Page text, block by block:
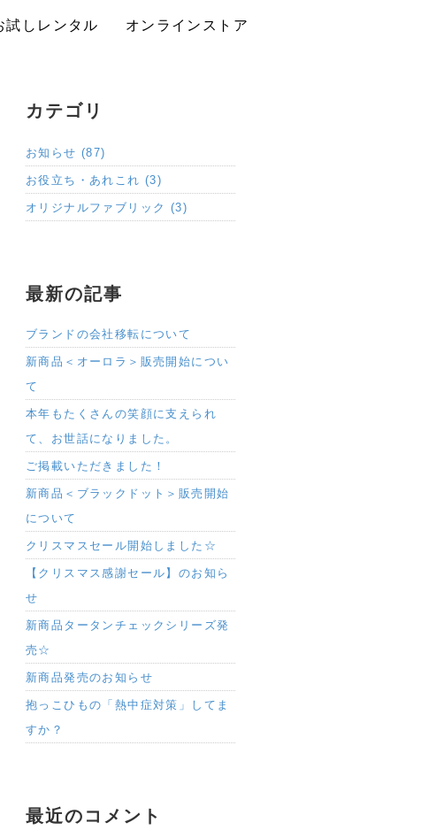
試しレンタル オンラインストア
カテゴリ
お知らせ (87)
お役立ち・あれこれ (3)
オリジナルファブリック (3)
最新の記事
ブランドの会社移転について
新商品＜オーロラ＞販売開始につい
て
本年もたくさんの笑顔に支えられ
て、お世話になりました。
ご掲載いただきました！
新商品＜ブラックドット＞販売開始
について
クリスマスセール開始しました☆
【クリスマス感謝セール】のお知ら
せ
新商品タータンチェックシリーズ発
売☆
新商品発売のお知らせ
抱っこひもの「熱中症対策」してま
すか？
最近のコメント